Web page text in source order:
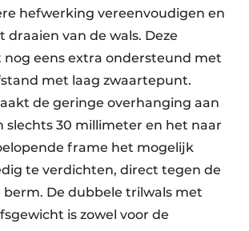
hefwerking vereenvoudigen en
draaien van de wals. Deze
eens extra ondersteund met
met laag zwaartepunt.
de geringe overhanging aan
slechts 30 millimeter en het naar
frame het mogelijk
te verdichten, direct tegen de
berm. De dubbele trilwals met
is zowel voor de